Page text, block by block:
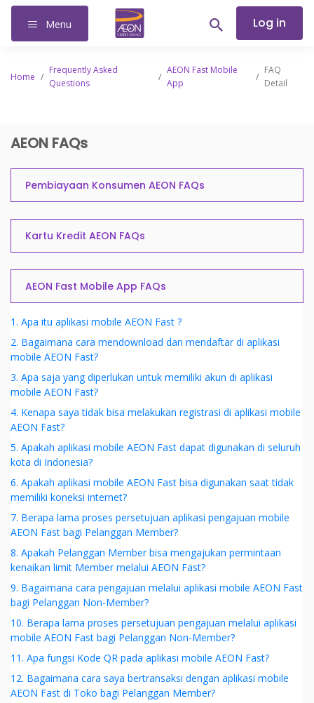
Log in
Menu
Home /
Frequently Asked
Questions
/
AEON Fast Mobile
App
/
FAQ
Detail
AEON FAQs
Pembiayaan Konsumen AEON FAQs
Kartu Kredit AEON FAQs
AEON Fast Mobile App FAQs
1. Apa itu aplikasi mobile AEON Fast ?
2. Bagaimana cara mendownload dan mendaftar di aplikasi
mobile AEON Fast?
3. Apa saja yang diperlukan untuk memiliki akun di aplikasi
mobile AEON Fast?
4. Kenapa saya tidak bisa melakukan registrasi di aplikasi mobile
AEON Fast?
5. Apakah aplikasi mobile AEON Fast dapat digunakan di seluruh
kota di Indonesia?
6. Apakah aplikasi mobile AEON Fast bisa digunakan saat tidak
memiliki koneksi internet?
7. Berapa lama proses persetujuan aplikasi pengajuan mobile
AEON Fast bagi Pelanggan Member?
8. Apakah Pelanggan Member bisa mengajukan permintaan
kenaikan limit Member melalui AEON Fast?
9. Bagaimana cara pengajuan melalui aplikasi mobile AEON Fast
bagi Pelanggan Non-Member?
10. Berapa lama proses persetujuan pengajuan melalui aplikasi
mobile AEON Fast bagi Pelanggan Non-Member?
11. Apa fungsi Kode QR pada aplikasi mobile AEON Fast?
12. Bagaimana cara saya bertransaksi dengan aplikasi mobile
AEON Fast di Toko bagi Pelanggan Member?